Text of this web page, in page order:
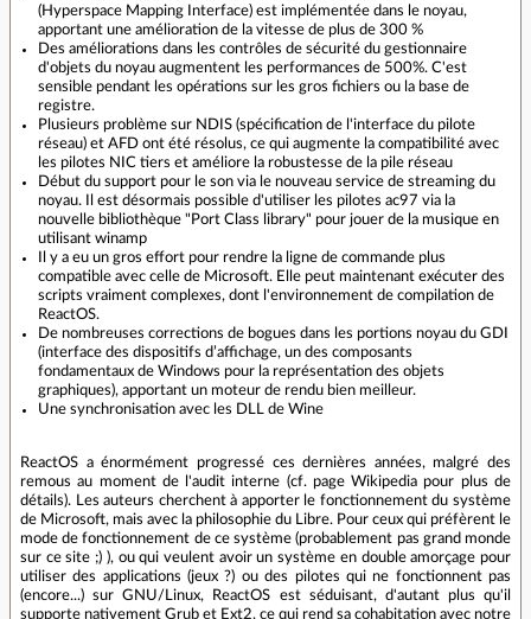
(Hyperspace Mapping Interface) est implémentée dans le noyau,
apportant une amélioration de la vitesse de plus de 300 %
Des améliorations dans les contrôles de sécurité du gestionnaire
d'objets du noyau augmentent les performances de 500%. C'est
sensible pendant les opérations sur les gros fichiers ou la base de
registre.
Plusieurs problème sur NDIS (spécification de l'interface du pilote
réseau) et AFD ont été résolus, ce qui augmente la compatibilité avec
les pilotes NIC tiers et améliore la robustesse de la pile réseau
Début du support pour le son via le nouveau service de streaming du
noyau. Il est désormais possible d'utiliser les pilotes ac97 via la
nouvelle bibliothèque "Port Class library" pour jouer de la musique en
utilisant winamp
Il y a eu un gros effort pour rendre la ligne de commande plus
compatible avec celle de Microsoft. Elle peut maintenant exécuter des
scripts vraiment complexes, dont l'environnement de compilation de
ReactOS.
De nombreuses corrections de bogues dans les portions noyau du GDI
(interface des dispositifs d’affichage, un des composants
fondamentaux de Windows pour la représentation des objets
graphiques), apportant un moteur de rendu bien meilleur.
Une synchronisation avec les DLL de Wine
ReactOS a énormément progressé ces dernières années, malgré des
remous au moment de l'audit interne (cf. page Wikipedia pour plus de
détails). Les auteurs cherchent à apporter le fonctionnement du système
de Microsoft, mais avec la philosophie du Libre. Pour ceux qui préfèrent le
mode de fonctionnement de ce système (probablement pas grand monde
sur ce site ;) ), ou qui veulent avoir un système en double amorçage pour
utiliser des applications (jeux ?) ou des pilotes qui ne fonctionnent pas
(encore...) sur GNU/Linux, ReactOS est séduisant, d'autant plus qu'il
supporte nativement Grub et Ext2, ce qui rend sa cohabitation avec notre